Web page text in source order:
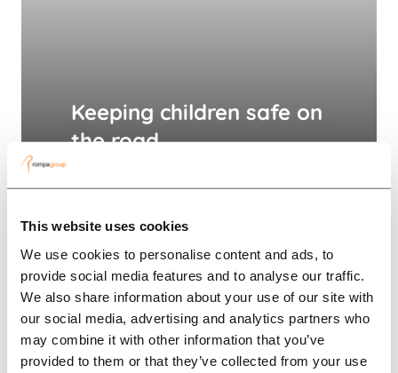
This website uses cookies
We use cookies to personalise content and ads, to
provide social media features and to analyse our traffic.
We also share information about your use of our site with
our social media, advertising and analytics partners who
may combine it with other information that you’ve
provided to them or that they’ve collected from your use
Keeping children safe on
the road
“The collaboration with Britax
to the custom solutions that
Rompa Group offers.”...